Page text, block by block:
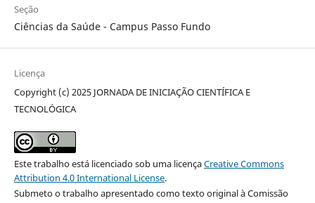
Seção
Ciências da Saúde - Campus Passo Fundo
Licença
Copyright (c) 2025 JORNADA DE INICIAÇÃO CIENTÍFICA E
TECNOLÓGICA
Este trabalho está licenciado sob uma licençaCreative Commons
Attribution 4.0 International License.
Submeto o trabalho apresentado como texto original à Comissão